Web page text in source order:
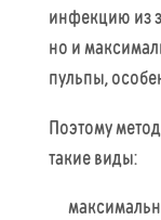
инфекцию из
но и
пульпы,
Поэтому
такие виды: